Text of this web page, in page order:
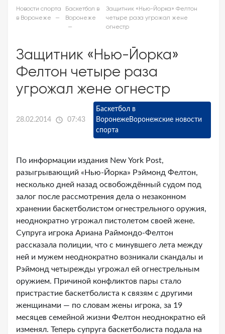
Новости спорта
в Воронеже
Баскетбол в
Воронеже
Защитник «Нью-Йорка» Фелтон
четыре раза угрожал жене
огнестр
Защитник «Нью-Йорка»
Фелтон четыре раза
угрожал жене огнестр
28.02.2014 07:43
Баскетбол в
ВоронежеВоронежские новости
спорта
По информации издания New York Post,
разыгрывающий «Нью-Йорка» Рэймонд Фелтон,
несколько дней назад освобождённый судом под
залог после рассмотрения дела о незаконном
хранении баскетболистом огнестрельного оружия,
неоднократно угрожал пистолетом своей жене.
Супруга игрока Ариана Раймондо-Фелтон
рассказала полиции, что с минувшего лета между
ней и мужем неоднократно возникали скандалы и
Рэймонд четырежды угрожал ей огнестрельным
оружием. Причиной конфликтов пары стало
пристрастие баскетболиста к связям с другими
женщинами — по словам жены игрока, за 19
месяцев семейной жизни Фелтон неоднократно ей
изменял. Теперь супруга баскетболиста подала на